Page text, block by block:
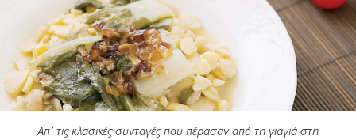
Απ’ τις κλασικές συνταγές που πέρασαν από τη γιαγιά στη